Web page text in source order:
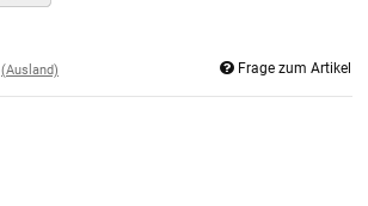
(Ausland) Frage zum Artikel